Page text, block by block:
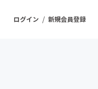
ログイン / 新規会員登録